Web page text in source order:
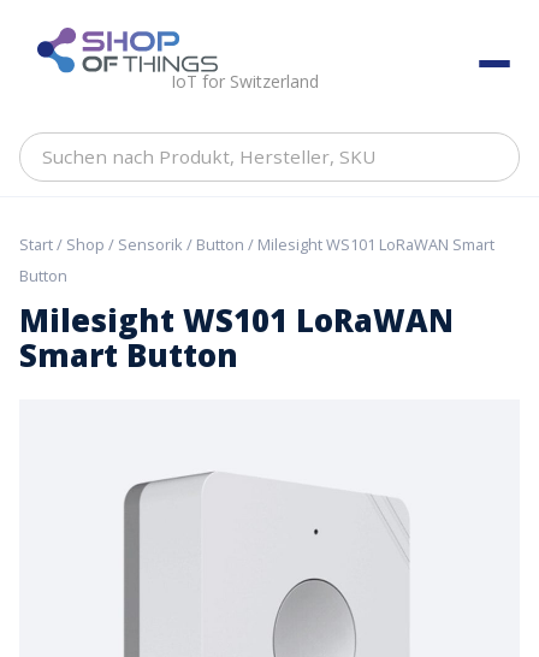
content ShopOfThings
IoT for Switzerland
Suchen
Hersteller,
Start/ Shop / Sensorik / Button / Milesight WS101 LoRaWAN Smart
Button
Milesight WS101 LoRaWAN
Smart Button